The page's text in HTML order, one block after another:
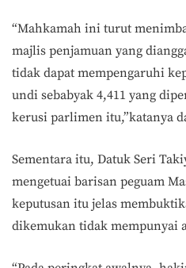
“Mahkamah ini turut
majlis penjamuan yang
tidak dapat mempengaruhi
undi sebabyak 4,411 yang
kerusi parlimen itu,”katanya
Sementara itu, Datuk Seri
mengetuai barisan peguam
keputusan itu jelas
dikemukan tidak mempunyai